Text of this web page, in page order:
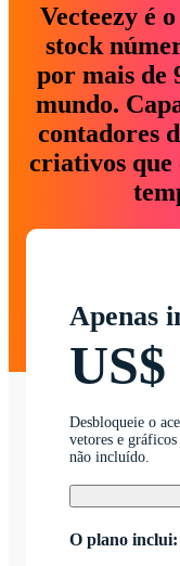
Vecteezy é
stock
por mais de
mundo.
contadores
criativos que
Apenas
US$
Desbloqueie o
vetores e
não incluído.
O plano inclui: